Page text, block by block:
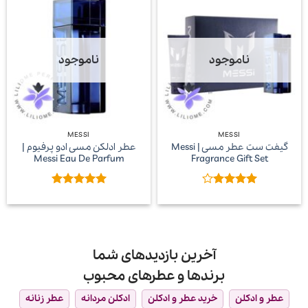
مشتری گرامی، برای خرید عطر و ادکلن مسی اصلی با بهترین
قیمت ازفروشگاه ادکلنلیلیوم می‌توانید در ادامه مطلب
لیست عطرهای برند مسی را مشاهده نمایید.
لینک‌های مرتبط
ادکلن مسی
خرید عطر مسی
عطر Messi
ادکلن Messi
ناموجود
MESSI
گیفت ست عطر مسی | Messi
Fragrance Gift Set
از 5
ناموجود
MESSI
عطر ادلکن مسی ادو پرفیوم |
Messi Eau De Parfum
5
آخرین بازدیدهای شما
برندها و عطرهای محبوب
عطر و ادکلن خرید عطر و ادکلن ادکلن مردانه عطر زنانه